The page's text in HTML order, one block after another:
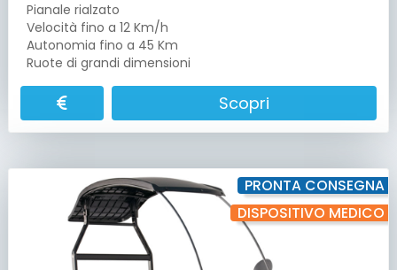
Pianale rialzato
Velocità fino a 12 Km/h
Autonomia fino a 45 Km
Ruote di grandi dimensioni
Scopri
PRONTA CONSEGNA
DISPOSITIVO MEDICO